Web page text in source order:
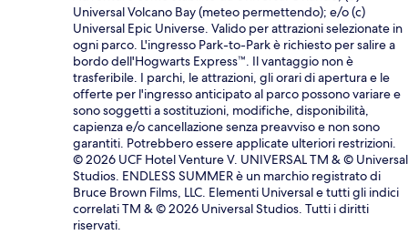
Universal Volcano Bay (meteo permettendo); e/o (c)
Universal Epic Universe. Valido per attrazioni selezionate in
ogni parco. L'ingresso Park-to-Park è richiesto per salire a
bordo dell'Hogwarts Express™. Il vantaggio non è
trasferibile. I parchi, le attrazioni, gli orari di apertura e le
offerte per l'ingresso anticipato al parco possono variare e
sono soggetti a sostituzioni, modifiche, disponibilità,
capienza e/o cancellazione senza preavviso e non sono
garantiti. Potrebbero essere applicate ulteriori restrizioni.
© 2026 UCF Hotel Venture V. UNIVERSAL TM & © Universal
Studios. ENDLESS SUMMER è un marchio registrato di
Bruce Brown Films, LLC. Elementi Universal e tutti gli indici
correlati TM & © 2026 Universal Studios. Tutti i diritti
riservati.